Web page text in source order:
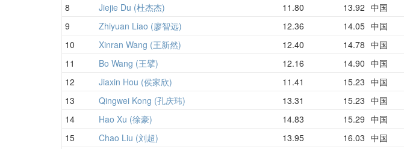
8 Jiejie Du (杜杰杰) 11.80 13.92 中国
9 Zhiyuan Liao (廖智远) 12.36 14.05 中国
10 Xinran Wang (王新然) 12.40 14.78 中国
11 Bo Wang (王擘) 12.16 14.90 中国
12 Jiaxin Hou (侯家欣) 11.41 15.23 中国
13 Qingwei Kong (孔庆玮) 13.31 15.23 中国
14 Hao Xu (徐豪) 14.83 15.29 中国
15 Chao Liu (刘超) 13.95 16.03 中国